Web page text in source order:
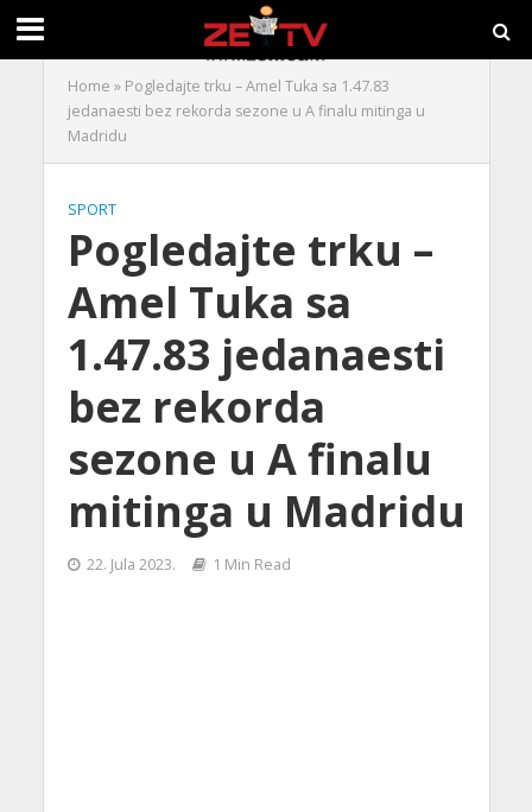
Home » Pogledajte trku – Amel Tuka sa 1.47.83
jedanaesti bez rekorda sezone u A finalu mitinga u
Madridu
SPORT
Pogledajte trku –
Amel Tuka sa
1.47.83 jedanaesti
bez rekorda
sezone u A finalu
mitinga u Madridu
22. Jula 2023. 1 Min Read